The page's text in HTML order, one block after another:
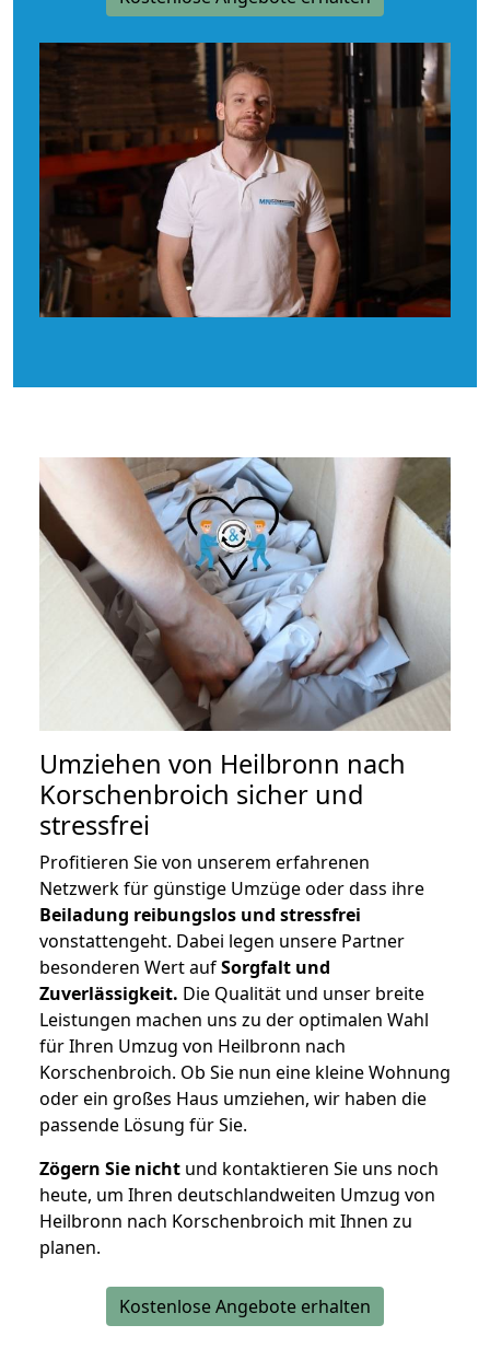
Umziehen von Heilbronn nach
Korschenbroich sicher und
stressfrei
Profitieren Sie von unserem erfahrenen
Netzwerk für günstige Umzüge oder dass ihre
Beiladung reibungslos und stressfrei
vonstattengeht. Dabei legen unsere Partner
besonderen Wert aufSorgfalt und
Zuverlässigkeit. Die Qualität und unser breite
Leistungen machen uns zu der optimalen Wahl
für Ihren Umzug von Heilbronn nach
Korschenbroich. Ob Sie nun eine kleine Wohnung
oder ein großes Haus umziehen, wir haben die
passende Lösung für Sie.
Zögern Sie nicht und kontaktieren Sie uns noch
heute, um Ihren deutschlandweiten Umzug von
Heilbronn nach Korschenbroich mit Ihnen zu
planen.
Kostenlose Angebote erhalten